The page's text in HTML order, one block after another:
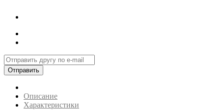
Отправить
Описание
Характеристики